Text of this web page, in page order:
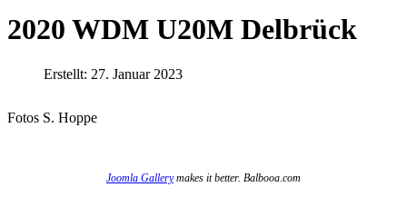
2020 WDM U20M Delbrück
Erstellt: 27. Januar 2023
Fotos S. Hoppe
Joomla Gallerymakes it better. Balbooa.com